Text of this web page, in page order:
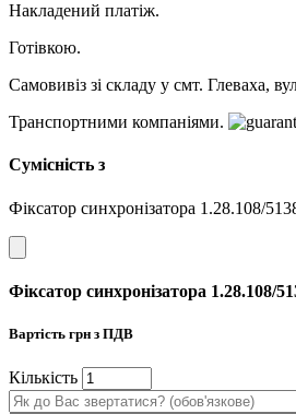
Накладений платіж.
Готівкою.
Самовивіз зі складу у смт. Глеваха,
Транспортними компаніями.
Сумісність з
Фіксатор синхронізатора
Фіксатор синхронізатора
Вартість грн з ПДВ
Кiлькiсть